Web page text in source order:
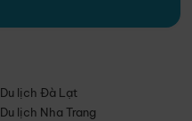
Du lịch Đà Lạt
Du lịch Nha Trang